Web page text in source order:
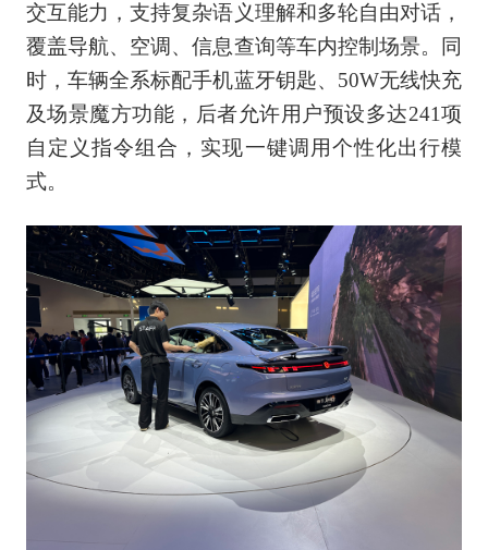
交互能力，支持复杂语义理解和多轮自由对话，
覆盖导航、空调、信息查询等车内控制场景。同
时，车辆全系标配手机蓝牙钥匙、50W无线快充
及场景魔方功能，后者允许用户预设多达241项
自定义指令组合，实现一键调用个性化出行模
式。